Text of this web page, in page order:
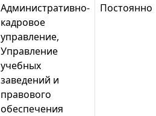
Административно-
кадровое
управление,
Управление
учебных
заведений и
правового
обеспечения
Постоянно